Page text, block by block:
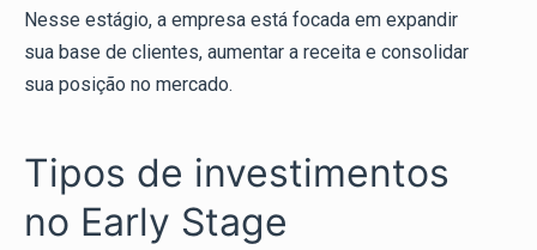
Nesse estágio, a empresa está focada em expandir
sua base de clientes, aumentar a receita e consolidar
sua posição no mercado.
Tipos de investimentos
no Early Stage